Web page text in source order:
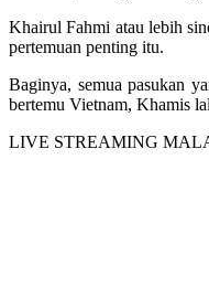
Khairul Fahmi atau lebih
pertemuan penting itu.
Baginya, semua pasukan
bertemu Vietnam, Khamis
LIVE STREAMING